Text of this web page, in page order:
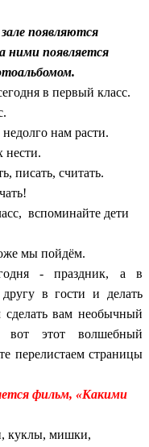
появляются
ними появляется
в первый класс.
нам расти.
нести.
писать, считать.
вспоминайте дети
мы пойдём.
- праздник, а в
в гости и делать
вам необычный
этот волшебный
перелистаем страницы
фильм, «Какими
куклы, мишки,